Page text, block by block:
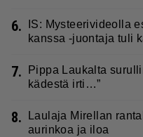
6.
IS: Mysteerivideolla
kanssa -juontaja tuli
7.
Pippa Laukalta
kädestä irti…”
8.
Laulaja Mirellan
aurinkoa ja iloa